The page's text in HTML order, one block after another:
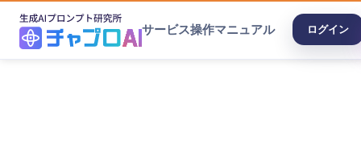
サービス操作マニュアル ログイン